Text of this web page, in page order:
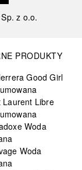
z o.o.
PRODUKTY
Good Girl
Laurent Libre
Woda
Woda